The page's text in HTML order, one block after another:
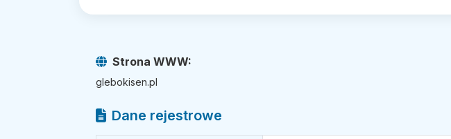
Strona WWW:
glebokisen.pl
Dane rejestrowe